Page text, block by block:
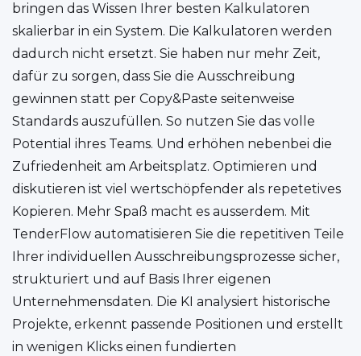
bringen das Wissen Ihrer besten Kalkulatoren
skalierbar in ein System. Die Kalkulatoren werden
dadurch nicht ersetzt. Sie haben nur mehr Zeit,
dafür zu sorgen, dass Sie die Ausschreibung
gewinnen statt per Copy&Paste seitenweise
Standards auszufüllen. So nutzen Sie das volle
Potential ihres Teams. Und erhöhen nebenbei die
Zufriedenheit am Arbeitsplatz. Optimieren und
diskutieren ist viel wertschöpfender als repetetives
Kopieren. Mehr Spaß macht es ausserdem. Mit
TenderFlow automatisieren Sie die repetitiven Teile
Ihrer individuellen Ausschreibungsprozesse sicher,
strukturiert und auf Basis Ihrer eigenen
Unternehmensdaten. Die KI analysiert historische
Projekte, erkennt passende Positionen und erstellt
in wenigen Klicks einen fundierten